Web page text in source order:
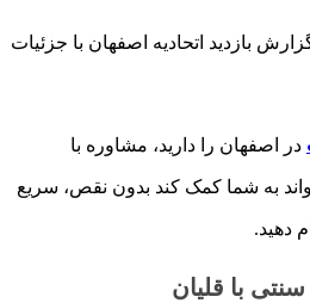
بازدید اتحادیه اصفهان با جزئیات
در اصفهان را دارید، مشاوره با
به شما کمک کند بدون نقص، سریع
دهید.
با قلیان